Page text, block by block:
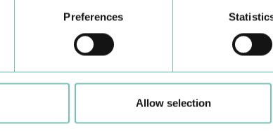
Preferences
Allow selection
para o seu problema de
de todo o percurso clínico,
ou a decorrerem.
recebendo o casal toda a
esclarecer e informar o casal e,
alojamento
Destas formações
anualmente desde
identificar e
clínico. Nestes
desenvolve-se em
importantes,
análise das